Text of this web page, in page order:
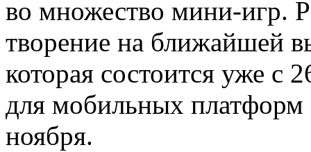
во множество мини-игр.
творение на ближайшей
которая состоится уже с
для мобильных платформ
ноября.